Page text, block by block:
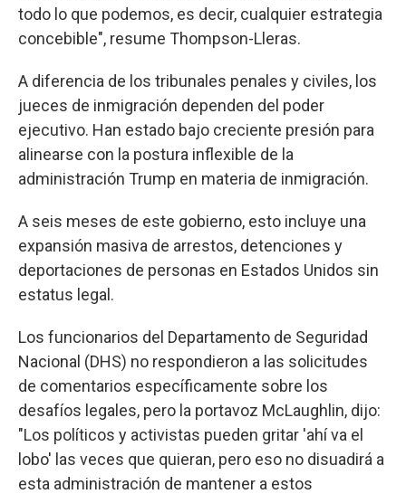
todo lo que podemos, es decir, cualquier estrategia
concebible", resume Thompson-Lleras.
A diferencia de los tribunales penales y civiles, los
jueces de inmigración dependen del poder
ejecutivo. Han estado bajo creciente presión para
alinearse con la postura inflexible de la
administración Trump en materia de inmigración.
A seis meses de este gobierno, esto incluye una
expansión masiva de arrestos, detenciones y
deportaciones de personas en Estados Unidos sin
estatus legal.
Los funcionarios del Departamento de Seguridad
Nacional (DHS) no respondieron a las solicitudes
de comentarios específicamente sobre los
desafíos legales, pero la portavoz McLaughlin, dijo:
"Los políticos y activistas pueden gritar 'ahí va el
lobo' las veces que quieran, pero eso no disuadirá a
esta administración de mantener a estos